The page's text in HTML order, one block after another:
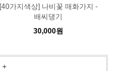
[40가지색상] 나비꽃 매화가지 -
배씨댕기
30,000원
+